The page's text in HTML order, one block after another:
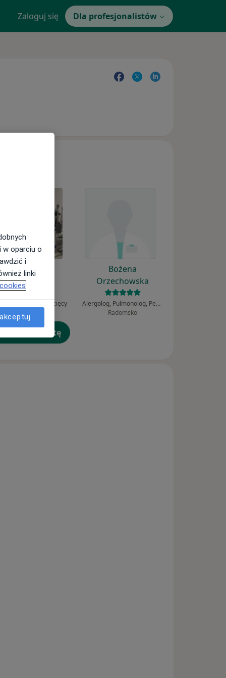
Zaloguj się Dla profesjonalistów
Joanna Ewa
Rutkowska
Okulista dziecięcy
Bytom
umów wizytę
Bożena
Orzechowska
Alergolog, Pulmonolog, Pediatra
Radomsko
w oparciu o
i
linki